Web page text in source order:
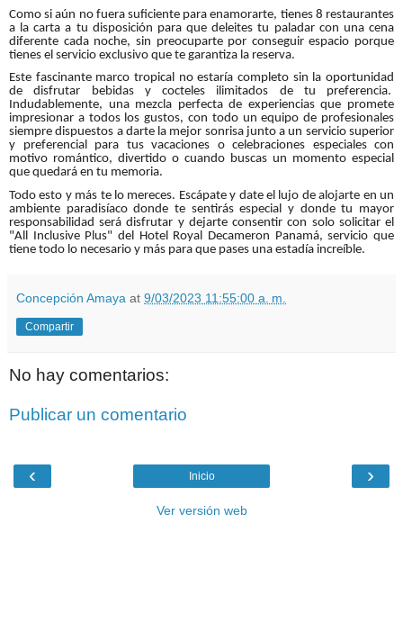
Como si aún no fuera suficiente para enamorarte, tienes 8 restaurantes
a la carta a tu disposición para que deleites tu paladar con una cena
diferente cada noche, sin preocuparte por conseguir espacio porque
tienes el servicio exclusivo que te garantiza la reserva.
Este fascinante marco tropical no estaría completo sin la oportunidad
de disfrutar bebidas y cocteles ilimitados de tu preferencia.
Indudablemente, una mezcla perfecta de experiencias que promete
impresionar a todos los gustos, con todo un equipo de profesionales
siempre dispuestos a darte la mejor sonrisa junto a un servicio superior
y preferencial para tus vacaciones o celebraciones especiales con
motivo romántico, divertido o cuando buscas un momento especial
que quedará en tu memoria.
Todo esto y más te lo mereces. Escápate y date el lujo de alojarte en un
ambiente paradisíaco donde te sentirás especial y donde tu mayor
responsabilidad será disfrutar y dejarte consentir con solo solicitar el
"All Inclusive Plus" del Hotel Royal Decameron Panamá, servicio que
tiene todo lo necesario y más para que pases una estadía increíble.
Concepción Amaya at 9/03/2023 11:55:00 a. m.
Compartir
No hay comentarios:
Publicar un comentario
‹ ›
Inicio
Ver versión web